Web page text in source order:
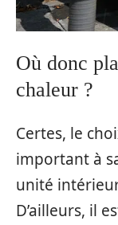
Où donc
chaleur ?
Certes, le
important à
unité
D’ailleurs, il